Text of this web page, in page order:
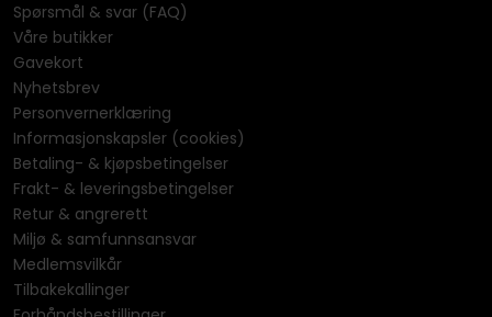
Spørsmål & svar (FAQ)
Våre butikker
Gavekort
Nyhetsbrev
Personvernerklæring
Informasjonskapsler (cookies)
Betaling- & kjøpsbetingelser
Frakt- & leveringsbetingelser
Retur & angrerett
Miljø & samfunnsansvar
Medlemsvilkår
Tilbakekallinger